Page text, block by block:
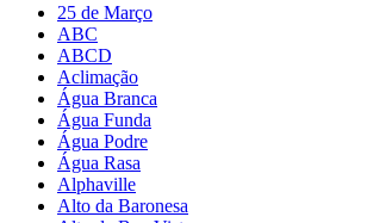
25 de Março
ABC
ABCD
Aclimação
Água Branca
Água Funda
Água Podre
Água Rasa
Alphaville
Alto da Baronesa